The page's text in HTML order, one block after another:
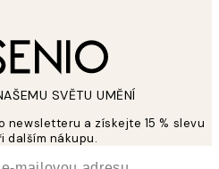
SVĚTU UMĚNÍ
newsletteru a získejte 15 % slevu
dalším nákupu.